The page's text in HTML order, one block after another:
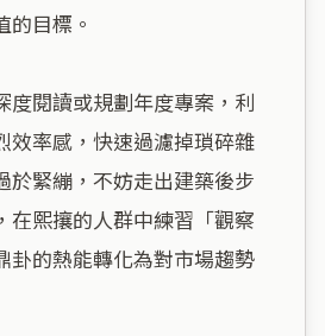
的目標。
度閱讀或規劃年度專案，利
效率感，快速過濾掉瑣碎雜
於緊繃，不妨走出建築後步
在熙攘的人群中練習「觀察
卦的熱能轉化為對市場趨勢